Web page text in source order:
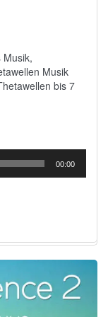
Musik,
Musik
bis 7
00:00